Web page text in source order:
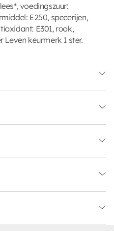
voedingszuur:
E250, specerijen,
E301, rook,
Leven keurmerk 1 ster.